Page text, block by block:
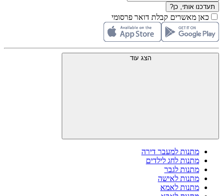
תעדכנו אותי, כן?
כאן מאשרים קבלת דואר פרסומי
הצג עוד
מתנות למעבר דירה
מתנות לחג לילדים
מתנות לגבר
מתנות לאישה
מתנות לאמא